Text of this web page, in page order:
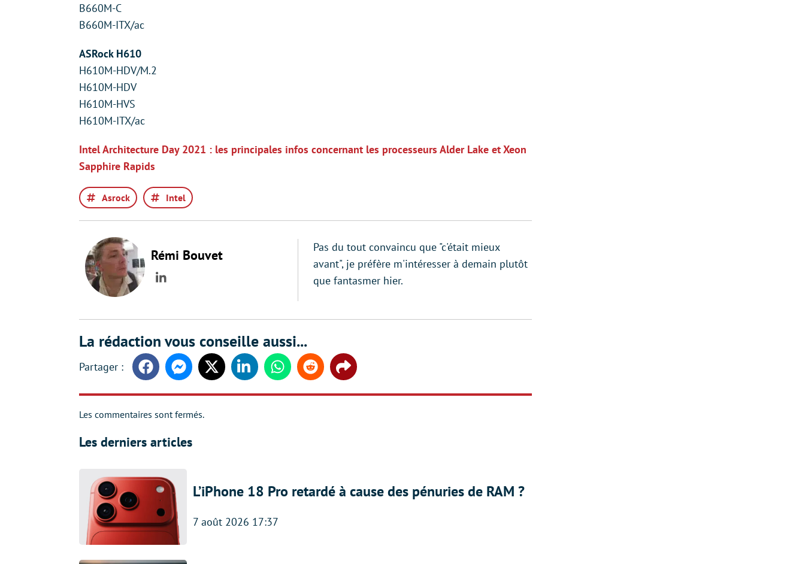
B660M-C
B660M-ITX/ac
ASRock H610
H610M-HDV/M.2
H610M-HDV
H610M-HVS
H610M-ITX/ac
Intel Architecture Day 2021 : les principales infos concernant les processeurs Alder Lake et Xeon
Sapphire Rapids
Asrock Intel
Rémi Bouvet
LinkedIn
Pas du tout convaincu que "c'était mieux
avant", je préfère m'intéresser à demain plutôt
que fantasmer hier.
La rédaction vous conseille aussi...
FacebookMessengerTwitter LinkedinWhatsappReddit Share
Les commentaires sont fermés.
Les derniers articles
L’iPhone 18 Pro retardé à cause des pénuries de RAM ?
7 août 2026 17:37